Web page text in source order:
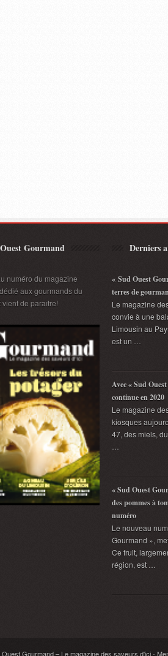
Gourmand
numéro du magazine
aux gourmands du
vient de paraître!
Derniers
« Sud Ouest
terres de
Le magazine
convie à une
Limousin au
est un …
Avec « Sud
continue en 2020
Le magazine
kiosques
47, des miels,
…
« Sud Ouest
des pommes à
numéro
Le nouveau
Gourmand »,
Ce fruit,
région, est …
Ouest Gourmand – Le magazine des saveurs d'ici-